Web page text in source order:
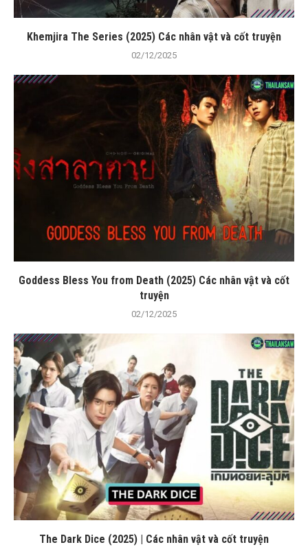
Khemjira The Series (2025) Các nhân vật và cốt truyện
02/12/2025
Goddess Bless You from Death (2025) Các nhân vật và cốt
truyện
02/12/2025
The Dark Dice (2025) | Các nhân vật và cốt truyện